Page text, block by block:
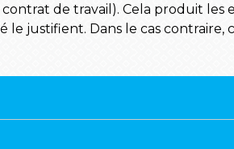
de travail). Cela produit les
le justifient. Dans le cas